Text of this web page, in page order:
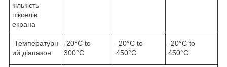
кількість
пікселів
екрана
Температурн
ий діапазон
-20°С to
300°С
-20°С to
450°С
-20°С to
450°С